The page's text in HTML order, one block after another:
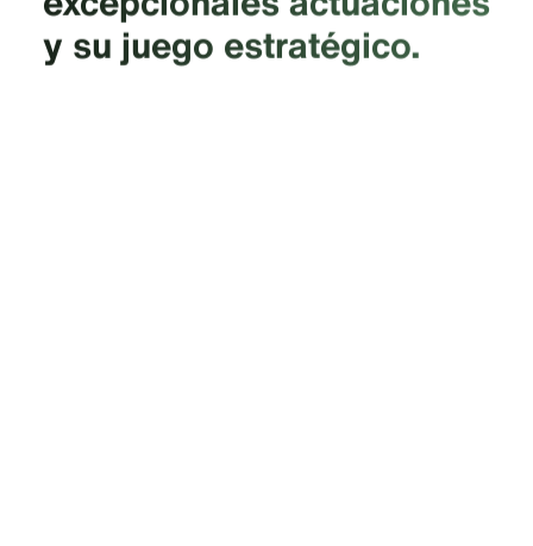
y su juego estratégico.